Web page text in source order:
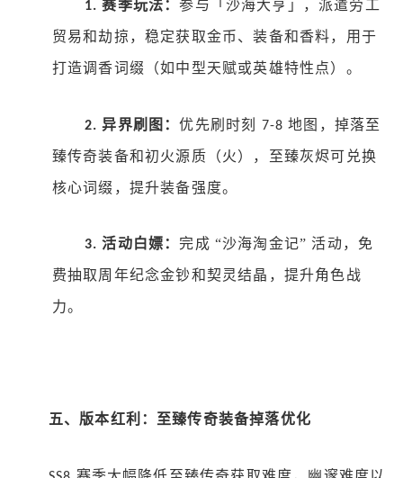
1.赛季玩法：参与「沙海大亨」，派遣劳工
贸易和劫掠，稳定获取金币、装备和香料，用于
打造调香词缀（如中型天赋或英雄特性点）。
2.异界刷图：优先刷时刻 7-8地图，掉落至
臻传奇装备和初火源质（火），至臻灰烬可兑换
核心词缀，提升装备强度。
3.活动白嫖： 完成 “沙海淘金记” 活动，免
费抽取周年纪念金钞和契灵结晶，提升角色战
力。
五、版本红利：至臻传奇装备掉落优化